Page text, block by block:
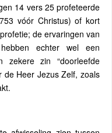
14 vers 25 profeteerde
vóór Christus) of kort
de ervaringen van
echter wel een
zin “doorleefde
de Heer Jezus Zelf, zoals